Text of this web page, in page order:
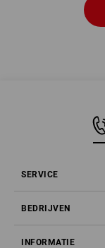
SERVICE
BEDRIJVEN
INFORMATIE